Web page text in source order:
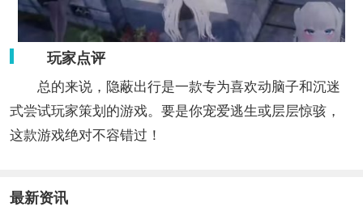
玩家点评
总的来说，隐蔽出行是一款专为喜欢动脑子和沉迷
式尝试玩家策划的游戏。要是你宠爱逃生或层层惊骇，
这款游戏绝对不容错过！
最新资讯